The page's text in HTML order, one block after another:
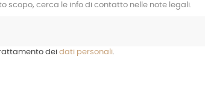
scopo, cerca le info di contatto nelle note legali.
dei dati personali.